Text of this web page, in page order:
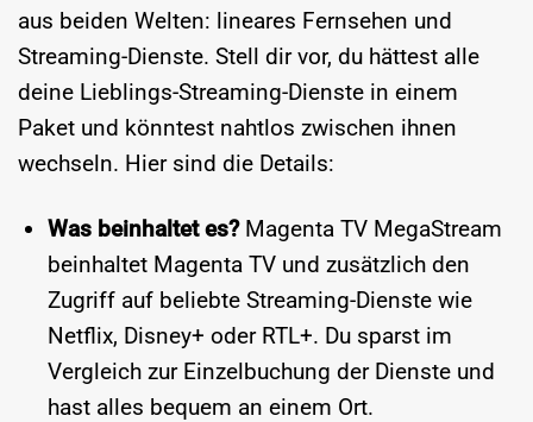
aus beiden Welten: lineares Fernsehen und
Streaming-Dienste. Stell dir vor, du hättest alle
deine Lieblings-Streaming-Dienste in einem
Paket und könntest nahtlos zwischen ihnen
wechseln. Hier sind die Details:
Was beinhaltet es?Magenta TV MegaStream
beinhaltet Magenta TV und zusätzlich den
Zugriff auf beliebte Streaming-Dienste wie
Netflix, Disney+ oder RTL+. Du sparst im
Vergleich zur Einzelbuchung der Dienste und
hast alles bequem an einem Ort.